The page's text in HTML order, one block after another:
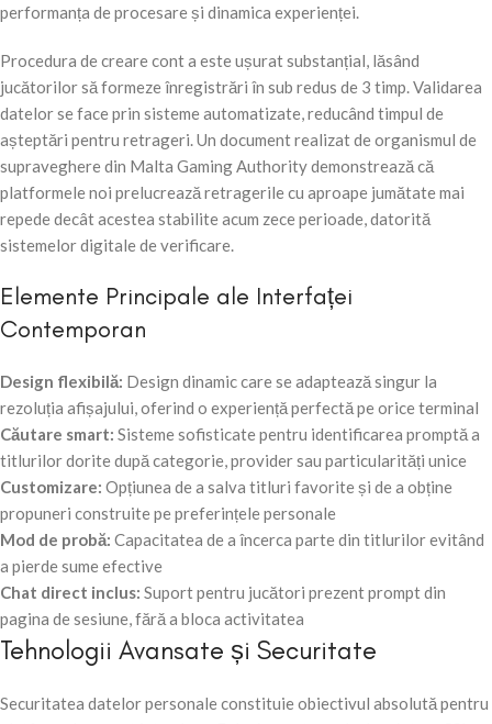
performanța de procesare și dinamica experienței.
Procedura de creare cont a este ușurat substanțial, lăsând
jucătorilor să formeze înregistrări în sub redus de 3 timp. Validarea
datelor se face prin sisteme automatizate, reducând timpul de
așteptări pentru retrageri. Un document realizat de organismul de
supraveghere din Malta Gaming Authority demonstrează că
platformele noi prelucrează retragerile cu aproape jumătate mai
repede decât acestea stabilite acum zece perioade, datorită
sistemelor digitale de verificare.
Elemente Principale ale Interfaței
Contemporan
Design flexibilă: Design dinamic care se adaptează singur la
rezoluția afișajului, oferind o experiență perfectă pe orice terminal
Căutare smart: Sisteme sofisticate pentru identificarea promptă a
titlurilor dorite după categorie, provider sau particularități unice
Customizare: Opțiunea de a salva titluri favorite și de a obține
propuneri construite pe preferințele personale
Mod de probă: Capacitatea de a încerca parte din titlurilor evitând
a pierde sume efective
Chat direct inclus: Suport pentru jucători prezent prompt din
pagina de sesiune, fără a bloca activitatea
Tehnologii Avansate și Securitate
Securitatea datelor personale constituie obiectivul absolută pentru